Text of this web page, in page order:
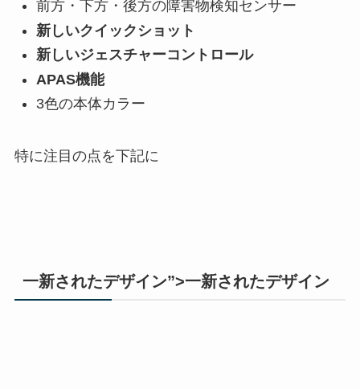
前方・下方・後方の障害物検知センサー
新しいクイックショット
新しいジェスチャーコントロール
APAS機能
3色の本体カラー
特に注目の点を下記に
一新されたデザイン”>一新されたデザイン